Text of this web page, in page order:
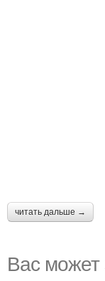
читать дальше →
Вас может